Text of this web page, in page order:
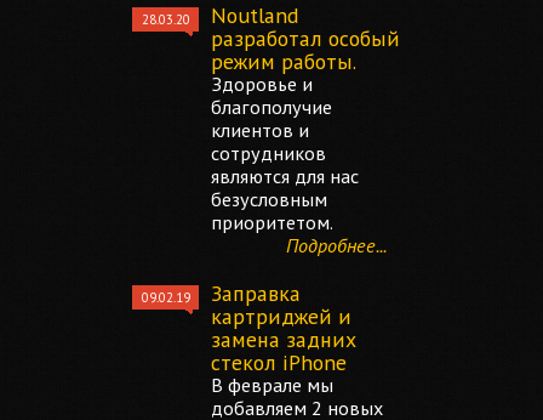
28.03.20
Noutland
разработал особый
режим работы.
Здоровье и
благополучие
клиентов и
сотрудников
являются для нас
безусловным
приоритетом.
Подробнее...
09.02.19
Заправка
картриджей и
замена задних
стекол iPhone
В феврале мы
добавляем 2 новых